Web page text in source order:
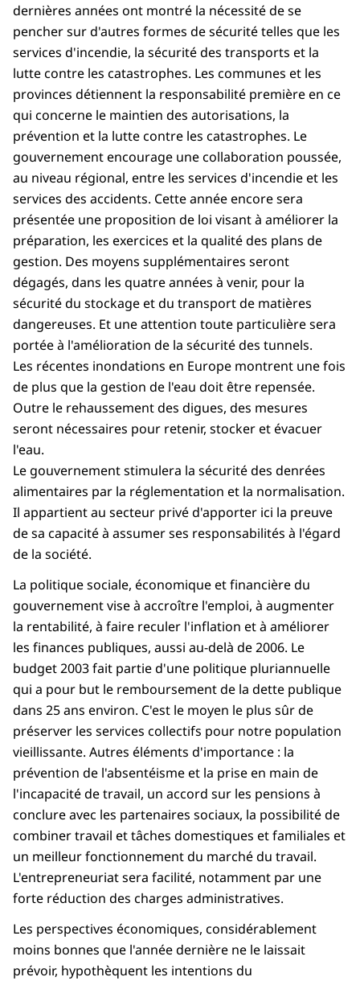
dernières années ont montré la nécessité de se
pencher sur d'autres formes de sécurité telles que les
services d'incendie, la sécurité des transports et la
lutte contre les catastrophes. Les communes et les
provinces détiennent la responsabilité première en ce
qui concerne le maintien des autorisations, la
prévention et la lutte contre les catastrophes. Le
gouvernement encourage une collaboration poussée,
au niveau régional, entre les services d'incendie et les
services des accidents. Cette année encore sera
présentée une proposition de loi visant à améliorer la
préparation, les exercices et la qualité des plans de
gestion. Des moyens supplémentaires seront
dégagés, dans les quatre années à venir, pour la
sécurité du stockage et du transport de matières
dangereuses. Et une attention toute particulière sera
portée à l'amélioration de la sécurité des tunnels.
Les récentes inondations en Europe montrent une fois
de plus que la gestion de l'eau doit être repensée.
Outre le rehaussement des digues, des mesures
seront nécessaires pour retenir, stocker et évacuer
l'eau.
Le gouvernement stimulera la sécurité des denrées
alimentaires par la réglementation et la normalisation.
Il appartient au secteur privé d'apporter ici la preuve
de sa capacité à assumer ses responsabilités à l'égard
de la société.
La politique sociale, économique et financière du
gouvernement vise à accroître l'emploi, à augmenter
la rentabilité, à faire reculer l'inflation et à améliorer
les finances publiques, aussi au-delà de 2006. Le
budget 2003 fait partie d'une politique pluriannuelle
qui a pour but le remboursement de la dette publique
dans 25 ans environ. C'est le moyen le plus sûr de
préserver les services collectifs pour notre population
vieillissante. Autres éléments d'importance : la
prévention de l'absentéisme et la prise en main de
l'incapacité de travail, un accord sur les pensions à
conclure avec les partenaires sociaux, la possibilité de
combiner travail et tâches domestiques et familiales et
un meilleur fonctionnement du marché du travail.
L'entrepreneuriat sera facilité, notamment par une
forte réduction des charges administratives.
Les perspectives économiques, considérablement
moins bonnes que l'année dernière ne le laissait
prévoir, hypothèquent les intentions du